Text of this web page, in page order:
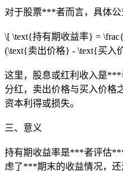
对于股票***者而言，具体公
\[ \text{持有期收益率} =
(\text{卖出价格} - \text{买
这里，股息或红利收入是
分红，卖出价格与买入价格
资本利得或损失。
三、意义
持有期收益率是***者评估
虑了***期末的收益情况，